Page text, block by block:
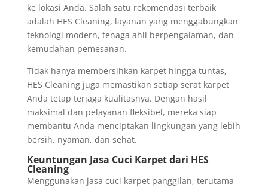
ke lokasi Anda. Salah satu rekomendasi terbaik
adalah HES Cleaning, layanan yang menggabungkan
teknologi modern, tenaga ahli berpengalaman, dan
kemudahan pemesanan.
Tidak hanya membersihkan karpet hingga tuntas,
HES Cleaning juga memastikan setiap serat karpet
Anda tetap terjaga kualitasnya. Dengan hasil
maksimal dan pelayanan fleksibel, mereka siap
membantu Anda menciptakan lingkungan yang lebih
bersih, nyaman, dan sehat.
Keuntungan Jasa Cuci Karpet dari HES
Cleaning
Menggunakan jasa cuci karpet panggilan, terutama